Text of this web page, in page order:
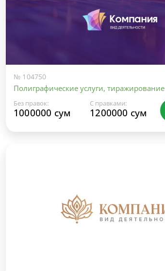
№ 104750
Полиграфические услуги, тиражирование
Без правок:
1000000 сум
С правками:
1200000 сум